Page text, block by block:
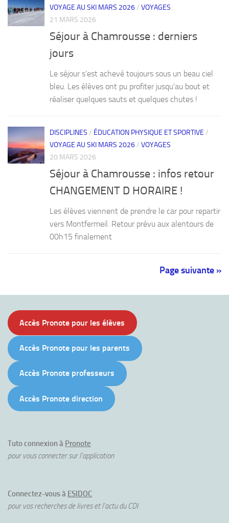
VOYAGE AU SKI MARS 2026/ VOYAGES
21 MARS 2026
Séjour à Chamrousse : derniers
jours
Le séjour s’est achevé toujours sous un beau ciel
bleu. Les élèves ont pu profiter jusqu’au bout et
réaliser quelques sauts et quelques chutes !
DISCIPLINES / ÉDUCATION PHYSIQUE ET SPORTIVE /
VOYAGE AU SKI MARS 2026/ VOYAGES
20 MARS 2026
Séjour à Chamrousse : infos retour
CHANGEMENT D HORAIRE !
Les élèves viennent de prendre le car pour repartir
vers Montfermeil. Retour prévu aux alentours de
00h15 finalement
Page suivante »
Accès Pronote pour les élèves
Accès Pronote pour les parents
Accès Pronote professeurs
Accès Pronote direction
Tuto connexion à Pronote
pour vous connecter sur l'application
Connectez-vous à ESIDOC
pour vos recherches de livres et l'actu du CDI